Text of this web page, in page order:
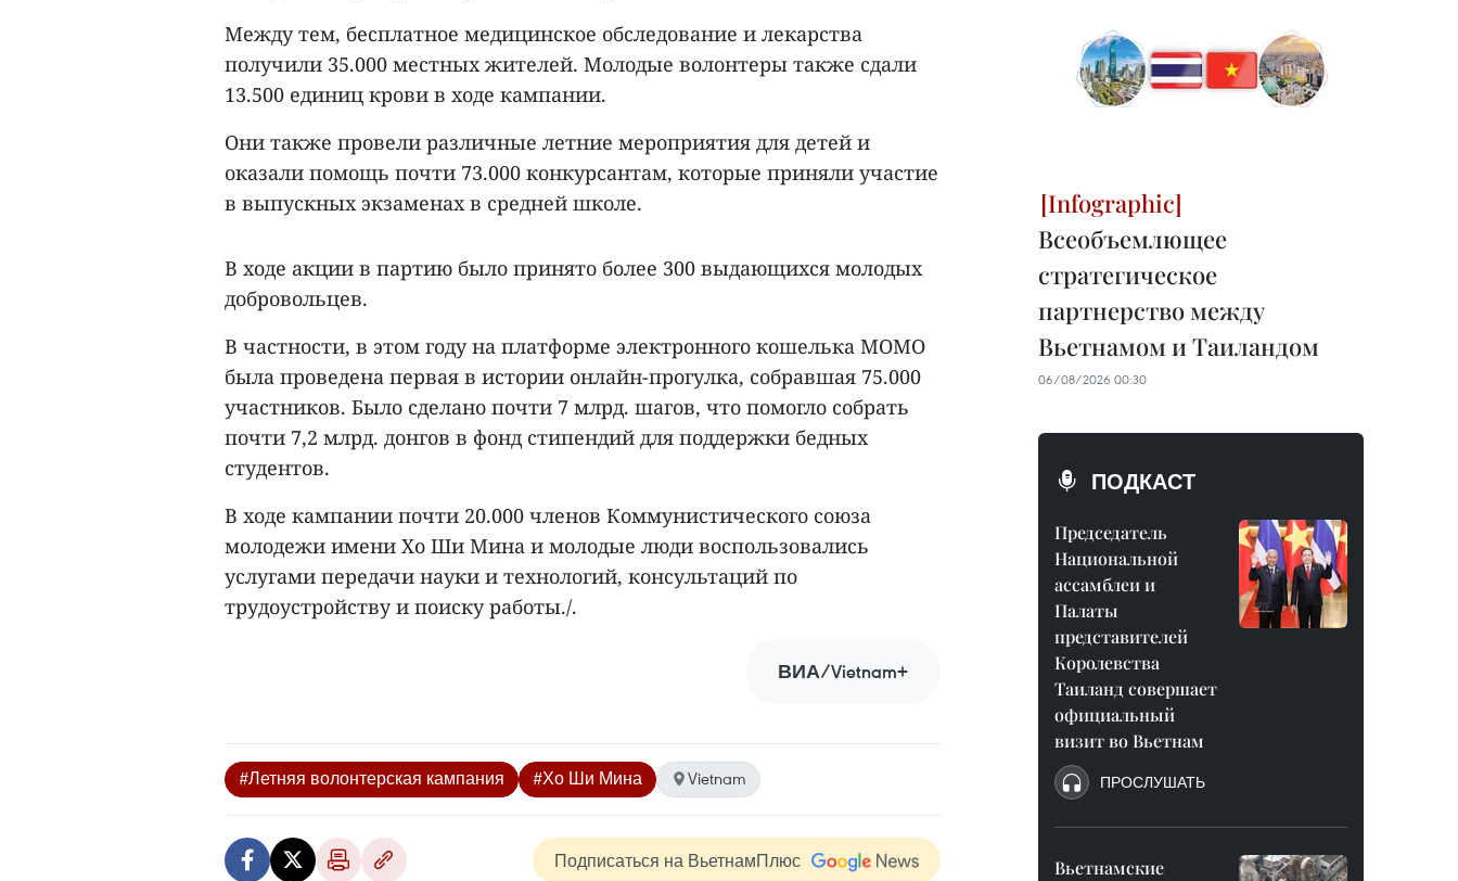
Между тем, бесплатное медицинское обследование и лекарства
получили 35.000 местных жителей. Молодые волонтеры также сдали
13.500 единиц крови в ходе кампании.
Они также провели различные летние мероприятия для детей и
оказали помощь почти 73.000 конкурсантам, которые приняли участие
в выпускных экзаменах в средней школе.
В ходе акции в партию было принято более 300 выдающихся молодых
добровольцев.
В частности, в этом году на платформе электронного кошелька MOMO
была проведена первая в истории онлайн-прогулка, собравшая 75.000
участников. Было сделано почти 7 млрд. шагов, что помогло собрать
почти 7,2 млрд. донгов в фонд стипендий для поддержки бедных
студентов.
В ходе кампании почти 20.000 членов Коммунистического союза
молодежи имени Хо Ши Мина и молодые люди воспользовались
услугами передачи науки и технологий, консультаций по
трудоустройству и поиску работы./.
ВИА/Vietnam+
#Летняя волонтерская кампания #Хо Ши Мина Vietnam
Подписаться на ВьетнамПлюс
Всеобъемлющее
стратегическое
партнерство между
Вьетнамом и Таиландом
06/08/2026 00:30
ПОДКАСТ
Председатель
Национальной
ассамблеи и
Палаты
представителей
Королевства
Таиланд совершает
официальный
визит во Вьетнам
ПРОСЛУШАТЬ
Вьетнамские